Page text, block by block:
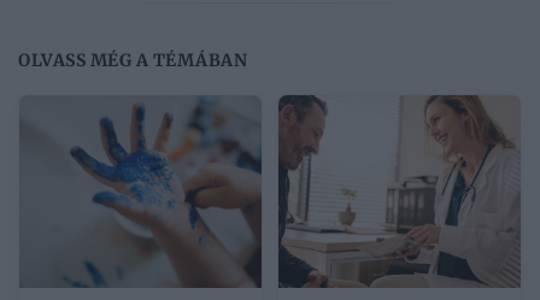
OLVASS MÉG A TÉMÁBAN